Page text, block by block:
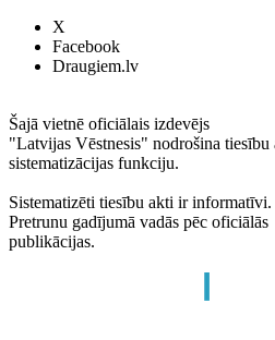
X
Facebook
Draugiem.lv
Šajā vietnē oficiālais izdevējs
"Latvijas Vēstnesis" nodrošina tiesību
sistematizācijas funkciju.
Sistematizēti tiesību akti ir informatīvi.
Pretrunu gadījumā vadās pēc oficiālās
publikācijas.